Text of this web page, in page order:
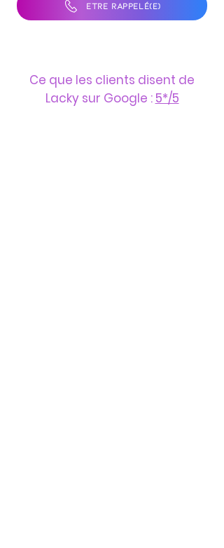
ÊTRE RAPPELÉ(E)
Ce que les clients disent de
Lacky sur Google : 5*/5